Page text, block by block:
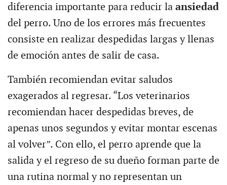
diferencia importante para reducir la ansiedad
del perro. Uno de los errores más frecuentes
consiste en realizar despedidas largas y llenas
de emoción antes de salir de casa.
También recomiendan evitar saludos
exagerados al regresar. “Los veterinarios
recomiendan hacer despedidas breves, de
apenas unos segundos y evitar montar escenas
al volver”. Con ello, el perro aprende que la
salida y el regreso de su dueño forman parte de
una rutina normal y no representan un